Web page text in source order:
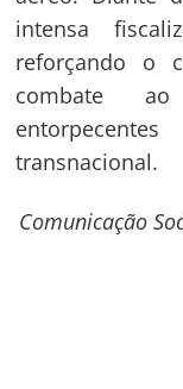
intensa
reforçando o
combate
transnacional.
Comunicação
Navegação